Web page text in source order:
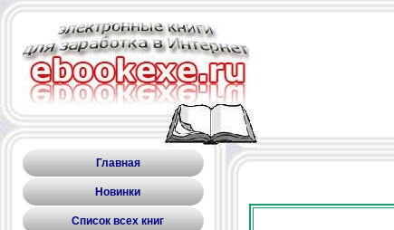
Главная
Новинки
Список всех книг